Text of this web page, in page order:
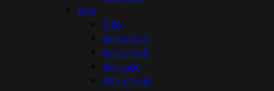
Kẹp
Ê tô
Kẹp chữ C
Kẹp chữ F
Kẹp góc
Kẹp chữ A